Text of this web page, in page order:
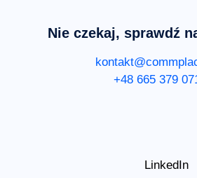
Nie czekaj, sprawdź
+48 665 379
LinkedIn